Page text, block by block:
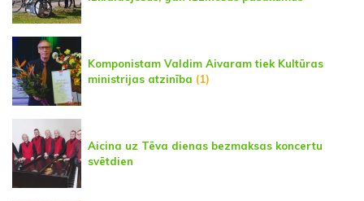
Komponistam Valdim Aivaram tiek Kultūras
ministrijas atzinība (1)
Aicina uz Tēva dienas bezmaksas koncertu
svētdien